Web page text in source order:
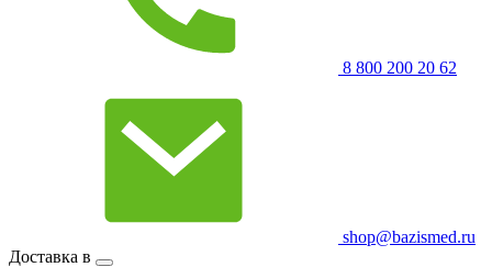
8 800 200 20 62
shop@bazismed.ru
Доставка в